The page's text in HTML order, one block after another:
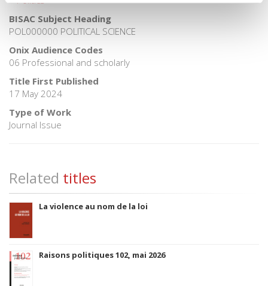
BISAC Subject Heading
POL000000 POLITICAL SCIENCE
Onix Audience Codes
06 Professional and scholarly
Title First Published
17 May 2024
Type of Work
Journal Issue
Related titles
La violence au nom de la loi
Raisons politiques 102, mai 2026